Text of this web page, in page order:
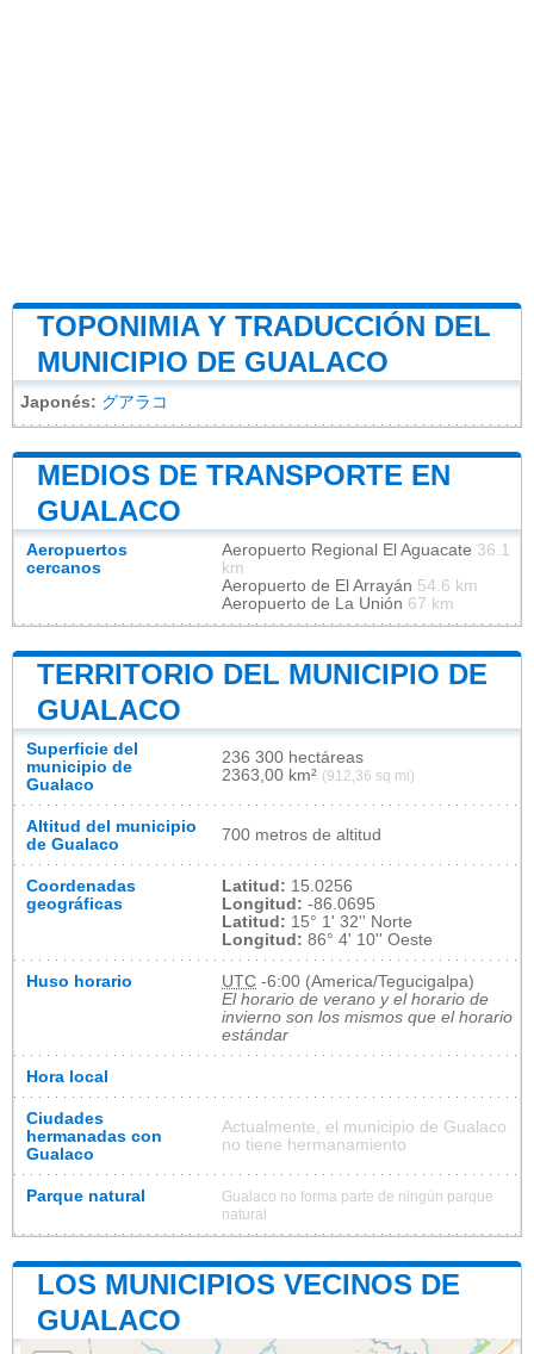
TOPONIMIA Y TRADUCCIÓN DEL
MUNICIPIO DE GUALACO
Japonés: グアラコ
MEDIOS DE TRANSPORTE EN
GUALACO
Aeropuertos
cercanos
Aeropuerto Regional El Aguacate 36.1
km
Aeropuerto de El Arrayán 54.6 km
Aeropuerto de La Unión 67 km
TERRITORIO DEL MUNICIPIO DE
GUALACO
Superficie del
municipio de
Gualaco
236 300 hectáreas
2363,00 km² (912,36 sq mi)
Altitud del municipio
de Gualaco
700 metros de altitud
Coordenadas
geográficas
Latitud: 15.0256
Longitud: -86.0695
Latitud: 15° 1' 32'' Norte
Longitud: 86° 4' 10'' Oeste
Huso horario UTC -6:00 (America/Tegucigalpa)
El horario de verano y el horario de
invierno son los mismos que el horario
estándar
Hora local
Ciudades
hermanadas con
Gualaco
Actualmente, el municipio de Gualaco
no tiene hermanamiento
Parque natural
Gualaco no forma parte de ningún parque
natural
LOS MUNICIPIOS VECINOS DE
GUALACO